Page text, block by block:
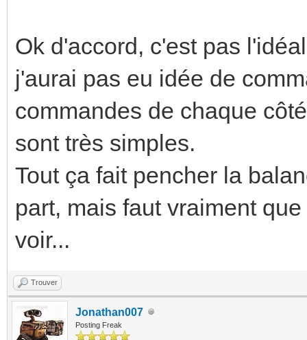
Ok d'accord, c'est pas
j'aurai pas eu idée de
commandes de chaque
sont très simples.
Tout ça fait pencher la
part, mais faut vraiment
voir...
Trouver
Jonathan007
Posting Freak